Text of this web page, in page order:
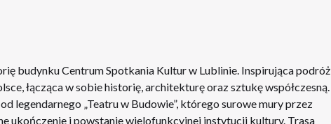
budynku Centrum Spotkania Kultur w Lublinie. Inspirująca podróż
łącząca w sobie historię, architekturę oraz sztukę współczesną.
legendarnego „Teatru w Budowie”, którego surowe mury przez
ukończenie i powstanie wielofunkcyjnej instytucji kultury. Trasa